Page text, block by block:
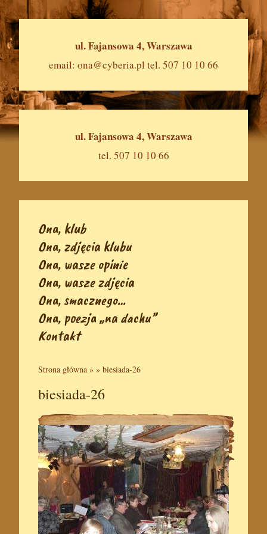
ul. Fajansowa 4, Warszawa
email: ona@cyberia.pl tel. 507 10 10 66
ul. Fajansowa 4, Warszawa
tel. 507 10 10 66
Ona, klub
Ona, zdjęcia klubu
Ona, wasze opinie
Ona, wasze zdjęcia
Ona, smacznego…
Ona, poezja „na dachu”
Kontakt
Strona główna » » biesiada-26
biesiada-26